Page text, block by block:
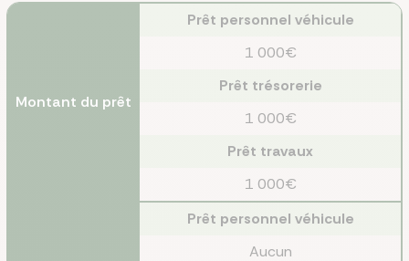
Montant du prêt
Prêt personnel véhicule
1 000€
Prêt trésorerie
1 000€
Prêt travaux
1 000€
Prêt personnel véhicule
Aucun